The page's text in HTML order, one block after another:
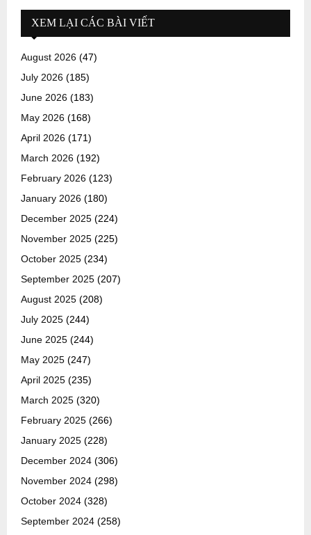
XEM LẠI CÁC BÀI VIẾT
August 2026 (47)
July 2026 (185)
June 2026 (183)
May 2026 (168)
April 2026 (171)
March 2026 (192)
February 2026 (123)
January 2026 (180)
December 2025 (224)
November 2025 (225)
October 2025 (234)
September 2025 (207)
August 2025 (208)
July 2025 (244)
June 2025 (244)
May 2025 (247)
April 2025 (235)
March 2025 (320)
February 2025 (266)
January 2025 (228)
December 2024 (306)
November 2024 (298)
October 2024 (328)
September 2024 (258)